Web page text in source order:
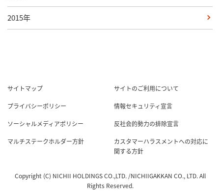
2015年
サイトマップ
サイトのご利用について
プライバシーポリシー
情報セキュリティ宣言
ソーシャルメディアポリシー
反社会的勢力の排除宣言
マルチステークホルダー方針
カスタマーハラスメントへの対応に
関する方針
Copyright (C) NICHII HOLDINGS CO.,LTD. /NICHIIGAKKAN CO., LTD. All
Rights Reserved.